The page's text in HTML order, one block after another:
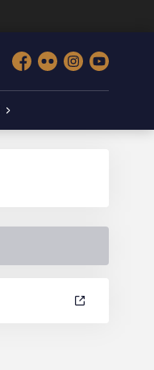
Facebook
FlickrInstagramYouTube